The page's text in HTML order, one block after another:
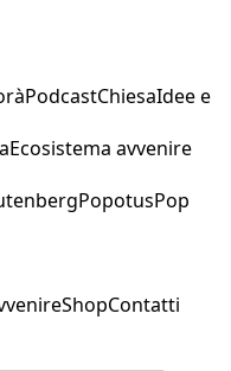
PodcastChiesaIdee e
Ecosistema avvenire
PopotusPop
ShopContatti